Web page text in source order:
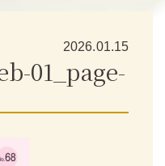
2026.01.15
01_page-